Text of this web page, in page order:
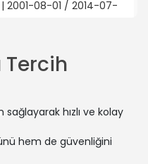
| 2001-08-01 / 2014-07-
(Dizel) - 75 Kw 102 Ps |
2003-08-01
I (B/C57_, 5/357_) | 1.9
Kw 54 Ps | 1997-01-01 /
I (B56_, 556_) | 1.9
Kw 100 Ps | 1998-06-01
Tercih
hızlı ve kolay
hem de güvenliğini